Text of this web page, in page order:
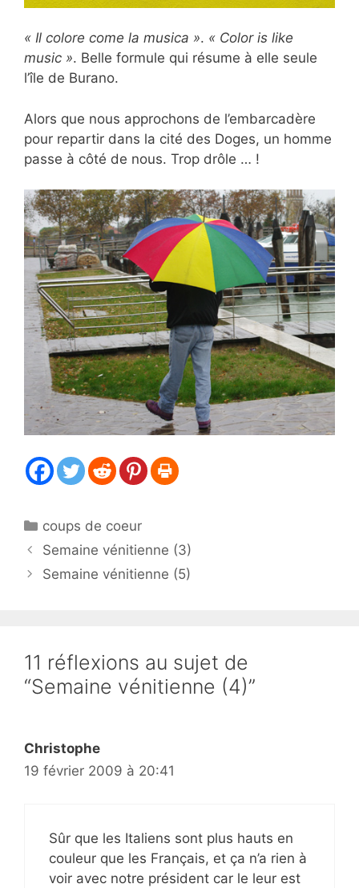
« Il colore come la musica ». « Color is like
music ». Belle formule qui résume à elle seule
l’île de Burano.
Alors que nous approchons de l’embarcadère
pour repartir dans la cité des Doges, un homme
passe à côté de nous. Trop drôle … !
Catégories
coups de coeur
Semaine vénitienne (3)
Semaine vénitienne (5)
11 réflexions au sujet de
“Semaine vénitienne (4)”
Christophe
19 février 2009 à 20:41
Sûr que les Italiens sont plus hauts en
couleur que les Français, et ça n’a rien à
voir avec notre président car le leur est